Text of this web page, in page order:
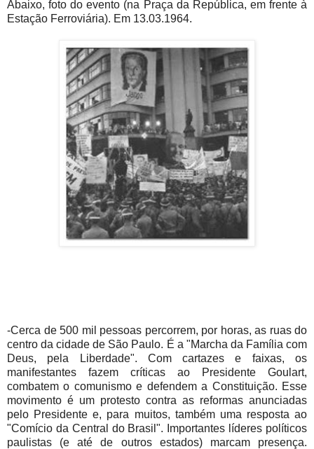
Abaixo, foto do evento (na Praça da República, em frente à
Estação Ferroviária). Em 13.03.1964.
-Cerca de 500 mil pessoas percorrem, por horas, as ruas do
centro da cidade de São Paulo. É a "Marcha da Família com
Deus, pela Liberdade". Com cartazes e faixas, os
manifestantes fazem críticas ao Presidente Goulart,
combatem o comunismo e defendem a Constituição. Esse
movimento é um protesto contra as reformas anunciadas
pelo Presidente e, para muitos, também uma resposta ao
"Comício da Central do Brasil". Importantes líderes políticos
paulistas (e até de outros estados) marcam presença.